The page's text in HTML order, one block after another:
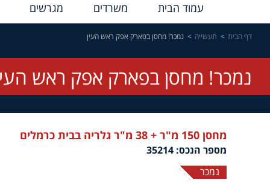
עמוד הבית משרדים מגרשים
דף הבית תעשייה נמכר! מחסן בפארק אפק ראש העין
נמכר! מחסן בפארק אפק ראש
מחסן 150 מ"ר + 38 מ"ר גלריה בבית כרמלים
מספר הנכס: 35214
נמכר